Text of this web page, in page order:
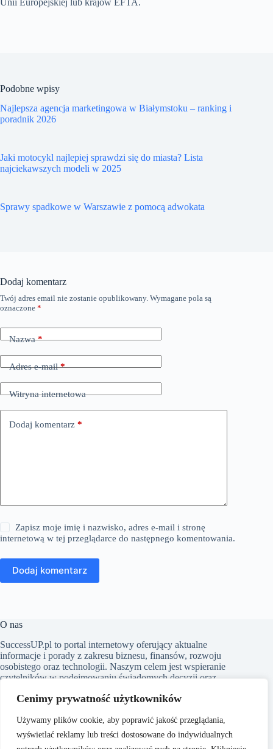
Cenimy prywatność użytkowników
Używamy plików cookie, aby poprawić jakość przeglądania,
wyświetlać reklamy lub treści dostosowane do indywidualnych
Podobne wpisy
Najlepsza agencja marketingowa w Białymstoku – ranking i
poradnik 2026
Jaki motocykl najlepiej sprawdzi się do miasta? Lista
najciekawszych modeli w 2025
Sprawy spadkowe w Warszawie z pomocą adwokata
Dodaj komentarz
Twój adres email nie zostanie opublikowany. Wymagane pola są
oznaczone *
Nazwa*
Adres e-mail*
Witryna internetowa
Dodaj komentarz *
Zapisz moje imię i nazwisko, adres e-mail i stronę
internetową w tej przeglądarce do następnego komentowania.
Dodaj komentarz
O nas
SuccessUP.pl to portal internetowy oferujący aktualne
informacje i porady z zakresu biznesu, finansów, rozwoju
osobistego oraz technologii. Naszym celem jest wspieranie
czytelników w podejmowaniu świadomych decyzji oraz
artykuły były zrozumiałe i dostępne dla każdego, niezależnie